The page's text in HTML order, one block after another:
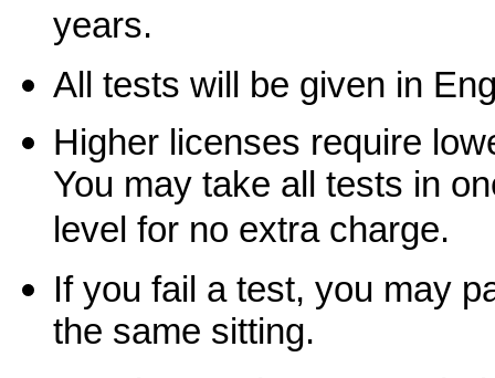
years.
All tests will be given in
Higher licenses require
You may take all tests in
level for no extra charge.
If you fail a test, you may
the same sitting.